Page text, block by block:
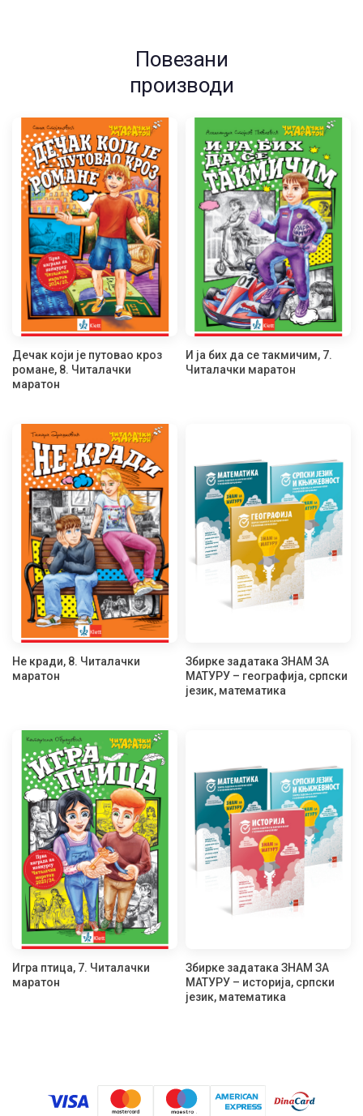
Повезани
производи
Дечак који је путовао кроз
романе, 8. Читалачки
маратон
И ја бих да се такмичим, 7.
Читалачки маратон
Не кради, 8. Читалачки
маратон
Збирке задатака ЗНАМ ЗА
МАТУРУ – географија, српски
језик, математика
Игра птица, 7. Читалачки
маратон
Збирке задатака ЗНАМ ЗА
МАТУРУ – историја, српски
језик, математика